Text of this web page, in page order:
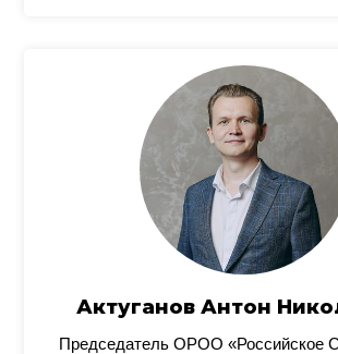
Актуганов Антон
Председатель ОРОО «Российское